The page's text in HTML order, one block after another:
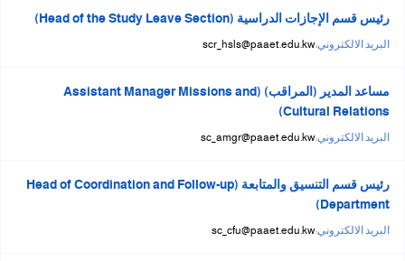
رئيس قسم الإجازات الدراسية (Head of the Study Leave Section)
البريد الالكتروني:scr_hsls@paaet.edu.kw
مساعد المدير (المراقب) (Assistant Manager Missions and
Cultural Relations)
البريد الالكتروني:sc_amgr@paaet.edu.kw
رئيس قسم التنسيق والمتابعة (Head of Coordination and Follow-up
Department)
البريد الالكتروني:sc_cfu@paaet.edu.kw